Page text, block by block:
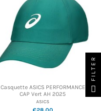
Casquette ASICS PERFORMANCE
CAP Vert AH 2025
ASICS
FILTER